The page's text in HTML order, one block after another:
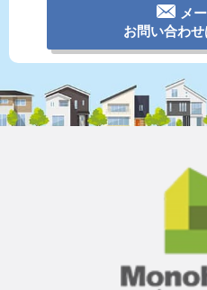
メ
お問い合わ